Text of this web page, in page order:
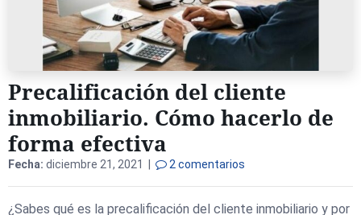
Precalificación del cliente
inmobiliario. Cómo hacerlo de
forma efectiva
Fecha: diciembre 21, 2021 | 2 comentarios
¿Sabes qué es la precalificación del cliente inmobiliario y por